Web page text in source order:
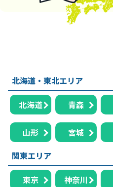
北海道・東北エリア
北海道 青森
山形 宮城
関東エリア
東京 神奈川